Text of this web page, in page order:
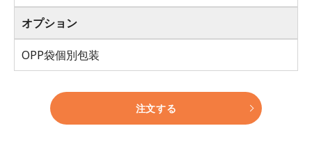
オプション
OPP袋個別包装
注文する